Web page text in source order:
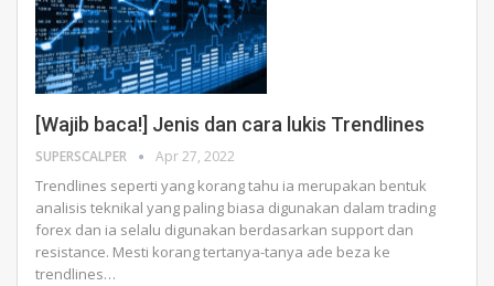
[Wajib baca!] Jenis dan cara lukis Trendlines
SUPERSCALPER Apr 27, 2022
Trendlines seperti yang korang tahu ia merupakan bentuk
analisis teknikal yang paling biasa digunakan dalam trading
forex dan ia selalu digunakan berdasarkan support dan
resistance. Mesti korang tertanya-tanya ade beza ke
trendlines…